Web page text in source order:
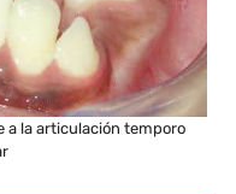
a la articulación temporo